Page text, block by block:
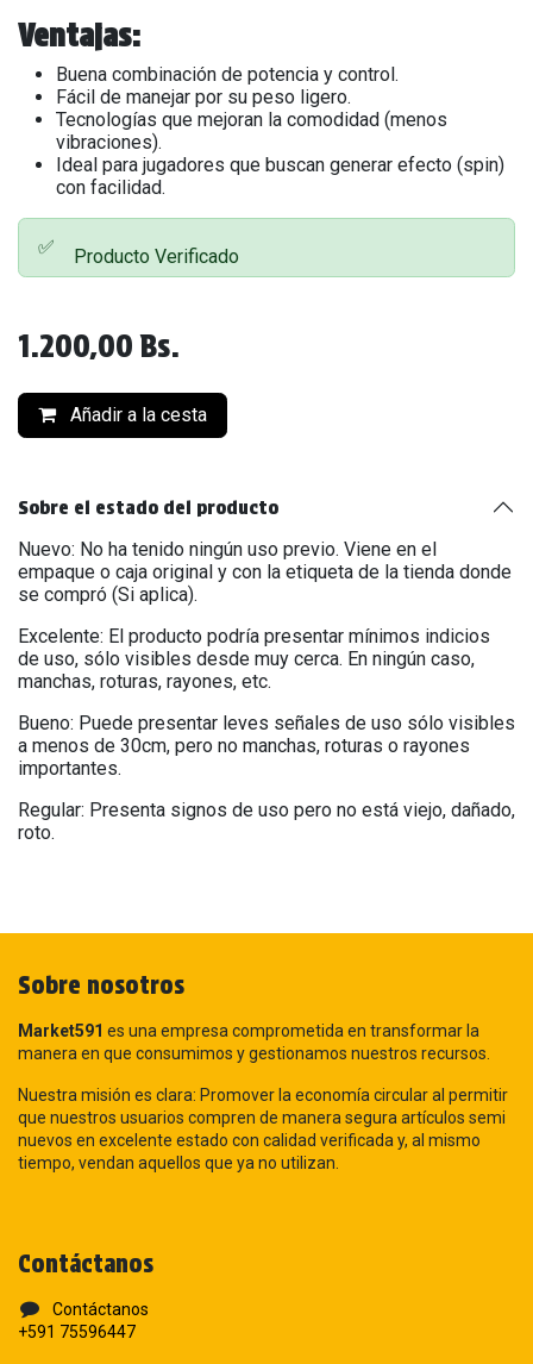
Ventajas:
Buena combinación de potencia y control.
Fácil de manejar por su peso ligero.
Tecnologías que mejoran la comodidad (menos
vibraciones).
Ideal para jugadores que buscan generar efecto (spin)
con facilidad.
✅ Producto Verificado
1.200,00 Bs.
Añadir a la cesta
Sobre el estado del producto
Nuevo: No ha tenido ningún uso previo. Viene en el
empaque o caja original y con la etiqueta de la tienda donde
se compró (Si aplica).
Excelente: El producto podría presentar mínimos indicios
de uso, sólo visibles desde muy cerca. En ningún caso,
manchas, roturas, rayones, etc.
Bueno: Puede presentar leves señales de uso sólo visibles
a menos de 30cm, pero no manchas, roturas o rayones
importantes.
Regular: Presenta signos de uso pero no está viejo, dañado,
roto.
Sobre nosotros
Market591 es una empresa comprometida en transformar la
manera en que consumimos y gestionamos nuestros recursos.
Nuestra misión es clara: Promover la economía circular al permitir
que nuestros usuarios compren de manera segura artículos semi
nuevos en excelente estado con calidad verificada y, al mismo
tiempo, vendan aquellos que ya no utilizan.
Contáctanos
Contáctanos
+591 75596447